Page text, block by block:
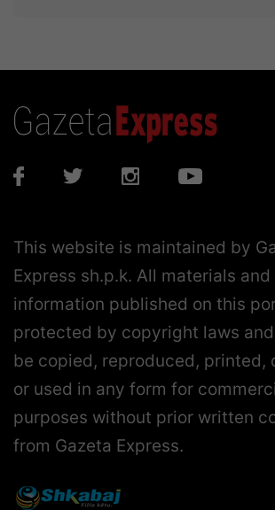
This website is maintained by
Express sh.p.k. All materials and
information published on this
protected by copyright laws
be copied, reproduced, printed,
or used in any form for
purposes without prior written
from Gazeta Express.